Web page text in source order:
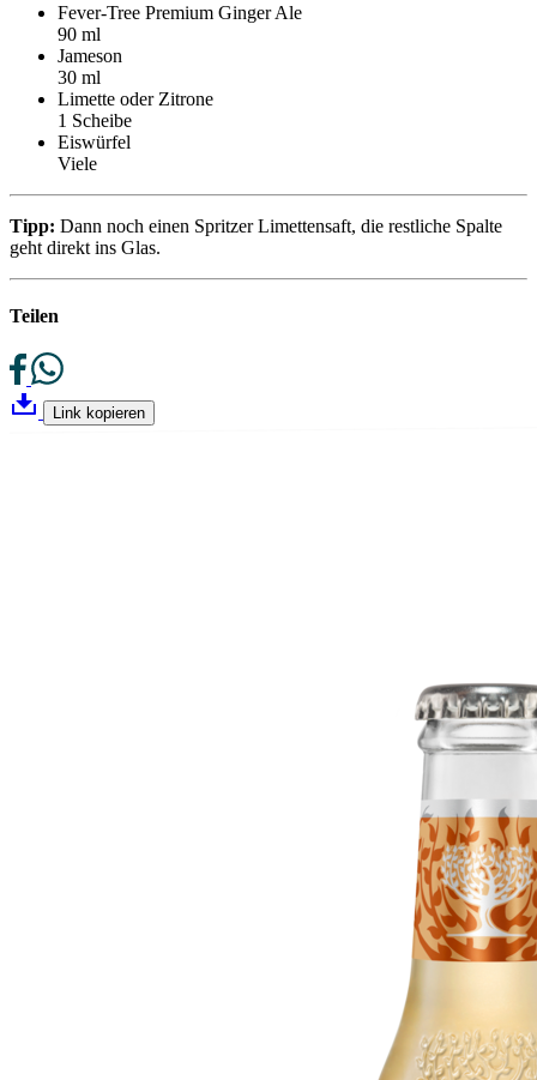
Fever-Tree Premium Ginger Ale
90 ml
Jameson
30 ml
Limette oder Zitrone
1 Scheibe
Eiswürfel
Viele
Tipp: Dann noch einen Spritzer Limettensaft, die restliche Spalte
geht direkt ins Glas.
Teilen
Link kopieren